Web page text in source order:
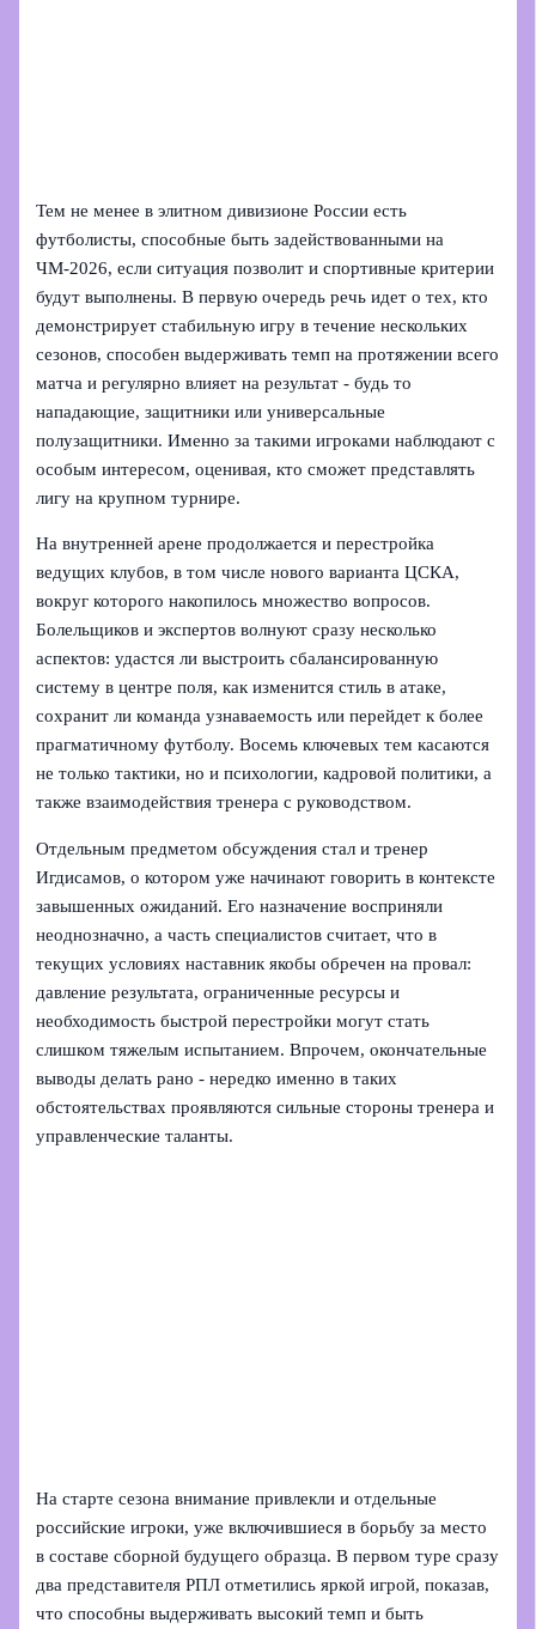
Тем не менее в элитном дивизионе России есть
футболисты, способные быть задействованными на
ЧМ‑2026, если ситуация позволит и спортивные критерии
будут выполнены. В первую очередь речь идет о тех, кто
демонстрирует стабильную игру в течение нескольких
сезонов, способен выдерживать темп на протяжении всего
матча и регулярно влияет на результат - будь то
нападающие, защитники или универсальные
полузащитники. Именно за такими игроками наблюдают с
особым интересом, оценивая, кто сможет представлять
лигу на крупном турнире.
На внутренней арене продолжается и перестройка
ведущих клубов, в том числе нового варианта ЦСКА,
вокруг которого накопилось множество вопросов.
Болельщиков и экспертов волнуют сразу несколько
аспектов: удастся ли выстроить сбалансированную
систему в центре поля, как изменится стиль в атаке,
сохранит ли команда узнаваемость или перейдет к более
прагматичному футболу. Восемь ключевых тем касаются
не только тактики, но и психологии, кадровой политики, а
также взаимодействия тренера с руководством.
Отдельным предметом обсуждения стал и тренер
Игдисамов, о котором уже начинают говорить в контексте
завышенных ожиданий. Его назначение восприняли
неоднозначно, а часть специалистов считает, что в
текущих условиях наставник якобы обречен на провал:
давление результата, ограниченные ресурсы и
необходимость быстрой перестройки могут стать
слишком тяжелым испытанием. Впрочем, окончательные
выводы делать рано - нередко именно в таких
обстоятельствах проявляются сильные стороны тренера и
управленческие таланты.
На старте сезона внимание привлекли и отдельные
российские игроки, уже включившиеся в борьбу за место
в составе сборной будущего образца. В первом туре сразу
два представителя РПЛ отметились яркой игрой, показав,
что способны выдерживать высокий темп и быть